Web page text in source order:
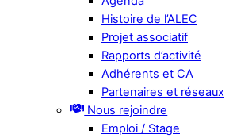
Histoire de l’ALEC
Projet associatif
Rapports d’activité
Adhérents et CA
Partenaires et réseaux
Nous rejoindre
Emploi / Stage